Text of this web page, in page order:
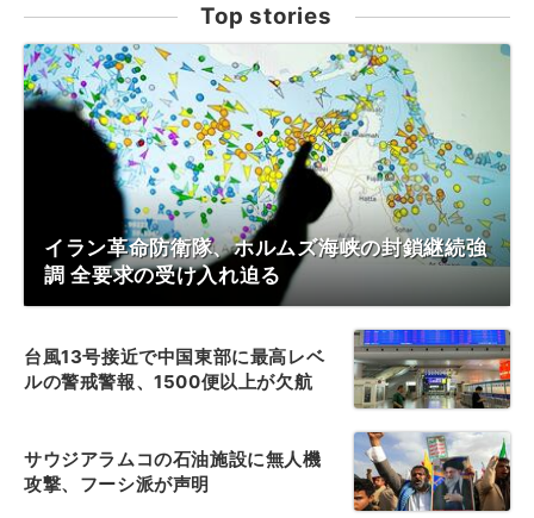
Top stories
イラン革命防衛隊、ホルムズ海峡の封鎖継続強
調 全要求の受け入れ迫る
台風13号接近で中国東部に最高レベ
ルの警戒警報、1500便以上が欠航
サウジアラムコの石油施設に無人機
攻撃、フーシ派が声明